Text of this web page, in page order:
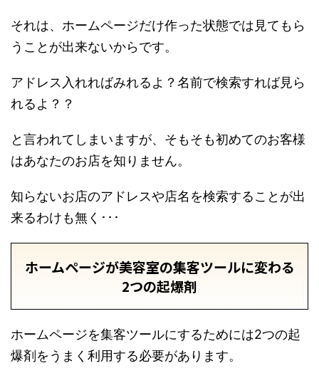
それは、ホームページだけ作った状態では見てもら
うことが出来ないからです。
アドレス入れればみれるよ？名前で検索すれば見ら
れるよ？？
と言われてしまいますが、そもそも初めてのお客様
はあなたのお店を知りません。
知らないお店のアドレスや店名を検索することが出
来るわけも無く･･･
ホームページが美容室の集客ツールに変わる
2つの起爆剤
ホームページを集客ツールにするためには2つの起
爆剤をうまく利用する必要があります。